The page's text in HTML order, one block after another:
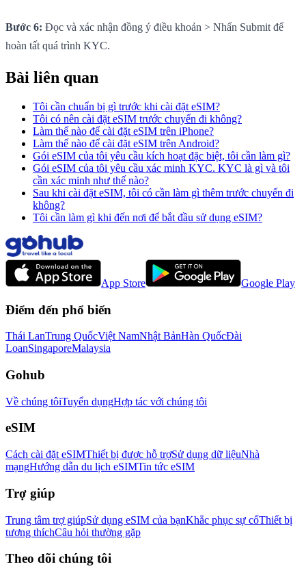
Bước 6: Đọc và xác nhận đồng ý điều khoản > Nhấn Submit để
hoàn tất quá trình KYC.
Bài liên quan
Tôi cần chuẩn bị gì trước khi cài đặt eSIM?
Tôi có nên cài đặt eSIM trước chuyến đi không?
Làm thế nào để cài đặt eSIM trên iPhone?
Làm thế nào để cài đặt eSIM trên Android?
Gói eSIM của tôi yêu cầu kích hoạt đặc biệt, tôi cần làm gì?
Gói eSIM của tôi yêu cầu xác minh KYC. KYC là gì và tôi
cần xác minh như thế nào?
Sau khi cài đặt eSIM, tôi có cần làm gì thêm trước chuyến đi
không?
Tôi cần làm gì khi đến nơi để bắt đầu sử dụng eSIM?
App Store Google Play
Điểm đến phổ biến
Thái LanTrung QuốcViệt NamNhật BảnHàn QuốcĐài
LoanSingaporeMalaysia
Gohub
Về chúng tôiTuyển dụngHợp tác với chúng tôi
eSIM
Cách cài đặt eSIMThiết bị được hỗ trợSử dụng dữ liệuNhà
mạngHướng dẫn du lịch eSIMTin tức eSIM
Trợ giúp
Trung tâm trợ giúpSử dụng eSIM của bạnKhắc phục sự cốThiết bị
tương thíchCâu hỏi thường gặp
Theo dõi chúng tôi